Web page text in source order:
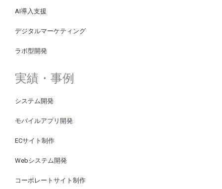
AI導入支援
デジタルマーケティング
ラボ型開発
実績・事例
システム開発
モバイルアプリ開発
ECサイト制作
Webシステム開発
コーポレートサイト制作